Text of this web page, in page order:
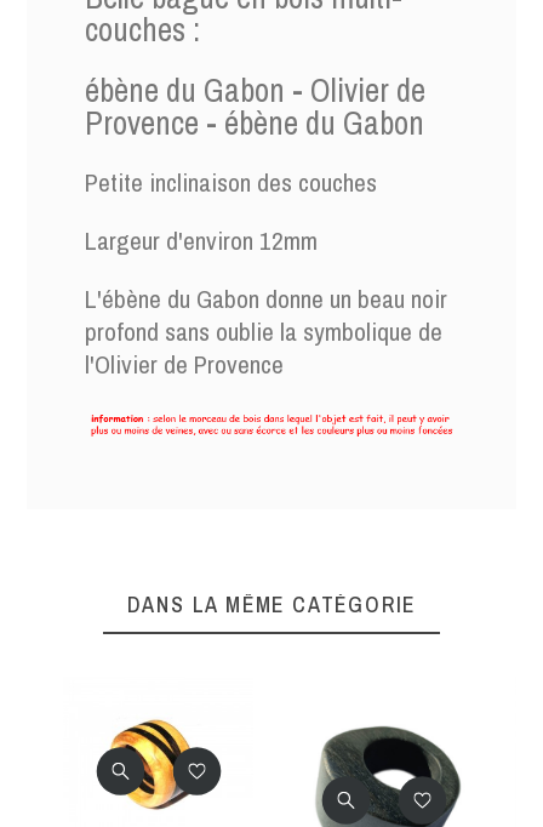
couches :
ébène du Gabon - Olivier de
Provence - ébène du Gabon
Petite inclinaison des couches
Largeur d'environ 12mm
L'ébène du Gabon donne un beau noir
profond sans oublie la symbolique de
l'Olivier de Provence
Référencebague15-49
DANS LA MÊME CATÉGORIE